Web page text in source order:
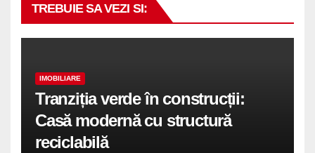
TREBUIE SA VEZI SI:
IMOBILIARE
Tranziția verde în construcții:
Casă modernă cu structură
reciclabilă